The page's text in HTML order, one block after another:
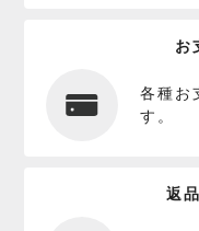
お
各種お
す。
返